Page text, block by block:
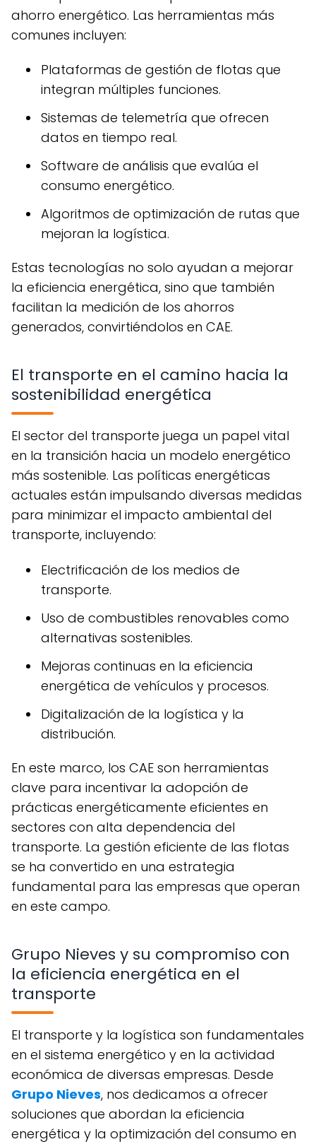
ahorro energético. Las herramientas más
comunes incluyen:
Plataformas de gestión de flotas que
integran múltiples funciones.
Sistemas de telemetría que ofrecen
datos en tiempo real.
Software de análisis que evalúa el
consumo energético.
Algoritmos de optimización de rutas que
mejoran la logística.
Estas tecnologías no solo ayudan a mejorar
la eficiencia energética, sino que también
facilitan la medición de los ahorros
generados, convirtiéndolos en CAE.
El transporte en el camino hacia la
sostenibilidad energética
El sector del transporte juega un papel vital
en la transición hacia un modelo energético
más sostenible. Las políticas energéticas
actuales están impulsando diversas medidas
para minimizar el impacto ambiental del
transporte, incluyendo:
Electrificación de los medios de
transporte.
Uso de combustibles renovables como
alternativas sostenibles.
Mejoras continuas en la eficiencia
energética de vehículos y procesos.
Digitalización de la logística y la
distribución.
En este marco, los CAE son herramientas
clave para incentivar la adopción de
prácticas energéticamente eficientes en
sectores con alta dependencia del
transporte. La gestión eficiente de las flotas
se ha convertido en una estrategia
fundamental para las empresas que operan
en este campo.
Grupo Nieves y su compromiso con
la eficiencia energética en el
transporte
El transporte y la logística son fundamentales
en el sistema energético y en la actividad
económica de diversas empresas. Desde
Grupo Nieves, nos dedicamos a ofrecer
soluciones que abordan la eficiencia
energética y la optimización del consumo en